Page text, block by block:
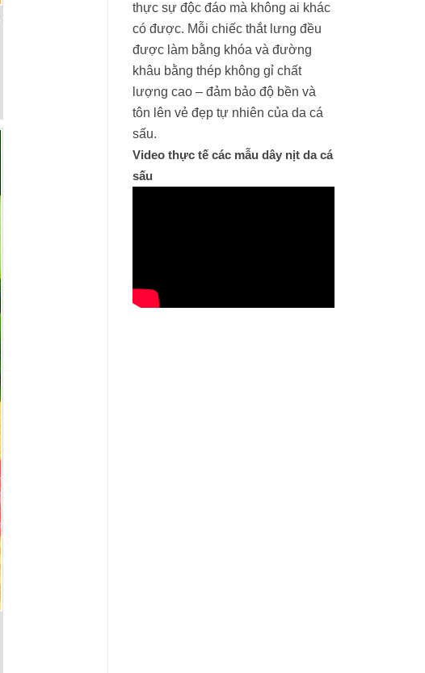
thực sự độc đáo mà không ai khác
có được. Mỗi chiếc thắt lưng đều
được làm bằng khóa và đường
khâu bằng thép không gỉ chất
lượng cao – đảm bảo độ bền và
tôn lên vẻ đẹp tự nhiên của da cá
sấu.
Video thực tế các mẫu dây nịt da cá
sấu